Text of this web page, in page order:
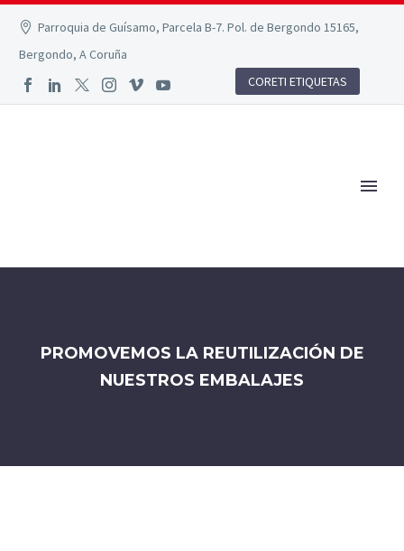
Parroquia de Guísamo, Parcela B-7. Pol. de Bergondo 15165,
Bergondo, A Coruña
CORETI ETIQUETAS
PROMOVEMOS LA REUTILIZACIÓN DE
NUESTROS EMBALAJES